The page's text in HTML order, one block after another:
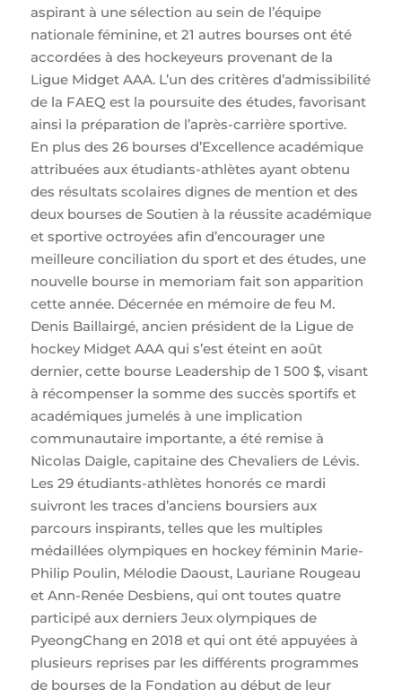
aspirant à une sélection au sein de l’équipe
nationale féminine, et 21 autres bourses ont été
accordées à des hockeyeurs provenant de la
Ligue Midget AAA. L’un des critères d’admissibilité
de la FAEQ est la poursuite des études, favorisant
ainsi la préparation de l’après-carrière sportive.
En plus des 26 bourses d’Excellence académique
attribuées aux étudiants-athlètes ayant obtenu
des résultats scolaires dignes de mention et des
deux bourses de Soutien à la réussite académique
et sportive octroyées afin d’encourager une
meilleure conciliation du sport et des études, une
nouvelle bourse in memoriam fait son apparition
cette année. Décernée en mémoire de feu M.
Denis Baillairgé, ancien président de la Ligue de
hockey Midget AAA qui s’est éteint en août
dernier, cette bourse Leadership de 1 500 $, visant
à récompenser la somme des succès sportifs et
académiques jumelés à une implication
communautaire importante, a été remise à
Nicolas Daigle, capitaine des Chevaliers de Lévis.
Les 29 étudiants-athlètes honorés ce mardi
suivront les traces d’anciens boursiers aux
parcours inspirants, telles que les multiples
médaillées olympiques en hockey féminin Marie-
Philip Poulin, Mélodie Daoust, Lauriane Rougeau
et Ann-Renée Desbiens, qui ont toutes quatre
participé aux derniers Jeux olympiques de
PyeongChang en 2018 et qui ont été appuyées à
plusieurs reprises par les différents programmes
de bourses de la Fondation au début de leur